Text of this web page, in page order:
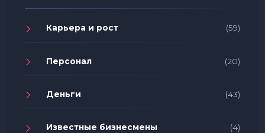
Карьера и рост (59)
Персонал (20)
Деньги (43)
Известные бизнесмены (4)